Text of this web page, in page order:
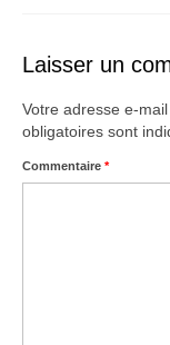
À propos
Blog
Galerie
Laisser un
Votre adresse e-
obligatoires sont
Commentaire *